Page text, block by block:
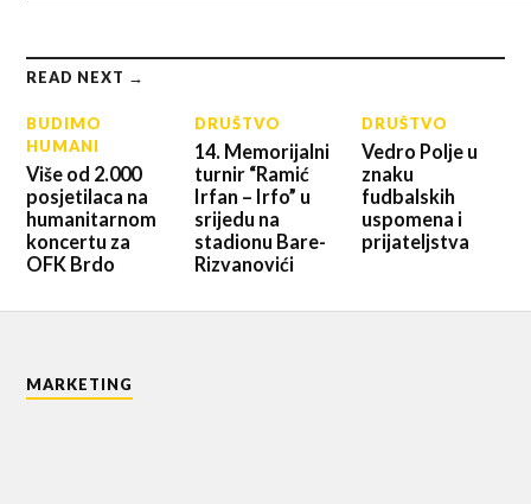
READ NEXT →
BUDIMO
HUMANI
Više od 2.000
posjetilaca na
humanitarnom
koncertu za
OFK Brdo
DRUŠTVO
14. Memorijalni
turnir “Ramić
Irfan – Irfo” u
srijedu na
stadionu Bare-
Rizvanovići
DRUŠTVO
Vedro Polje u
znaku
fudbalskih
uspomena i
prijateljstva
MARKETING